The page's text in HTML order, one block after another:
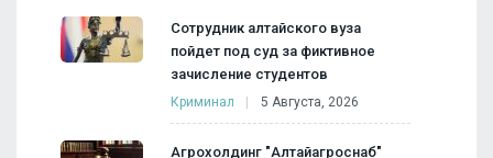
Сотрудник алтайского вуза
пойдет под суд за фиктивное
зачисление студентов
Криминал 5 Августа, 2026
Агрохолдинг "Алтайагроснаб"